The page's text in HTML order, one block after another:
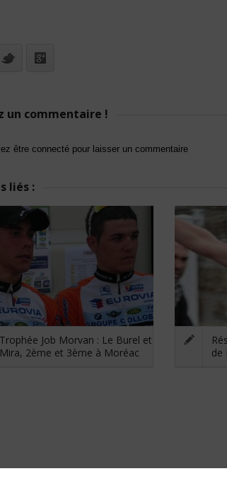
un commentaire !
être connecté pour laisser un commentaire
liés :
Trophée Job Morvan : Le Burel et
Mira, 2ème et 3ème à Moréac
de